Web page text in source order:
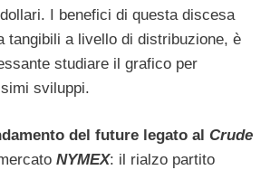
I benefici di questa discesa
tangibili a livello di distribuzione, è
studiare il grafico per
sviluppi.
del future legato al Crude
NYMEX: il rialzo partito